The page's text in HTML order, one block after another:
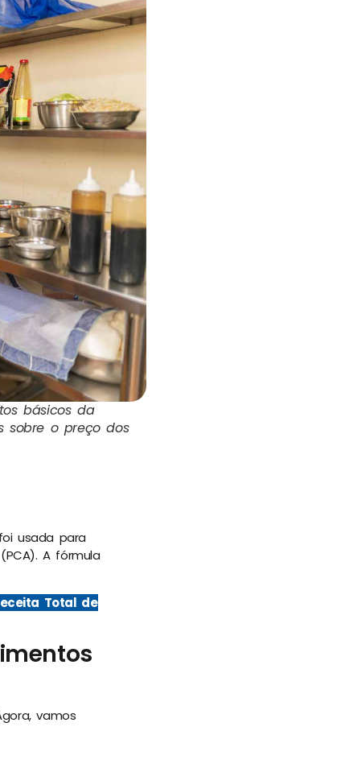
básicos da
sobre o preço dos
usada para
A fórmula
Total de
vamos